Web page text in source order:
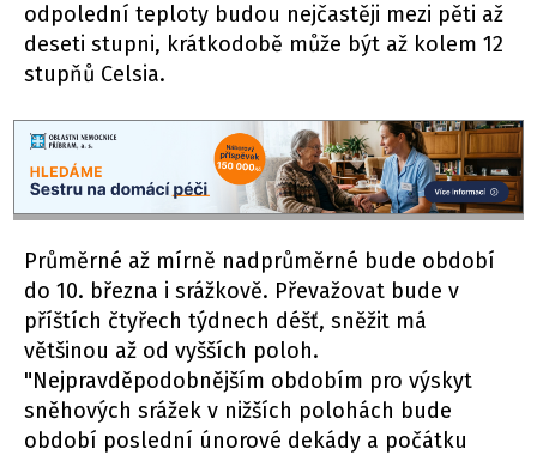
odpolední teploty budou nejčastěji mezi pěti až
deseti stupni, krátkodobě může být až kolem 12
stupňů Celsia.
Průměrné až mírně nadprůměrné bude období
do 10. března i srážkově. Převažovat bude v
příštích čtyřech týdnech déšť, sněžit má
většinou až od vyšších poloh.
"Nejpravděpodobnějším obdobím pro výskyt
sněhových srážek v nižších polohách bude
období poslední únorové dekády a počátku